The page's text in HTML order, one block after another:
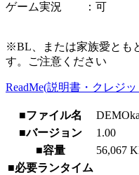
ゲーム実況 ：可
※BL、または家族愛とも
す。ご注意ください
ReadMe(説明書・クレジ
■ファイル名
■バージョン
1.00
■容量
56,067
■必要ランタイム